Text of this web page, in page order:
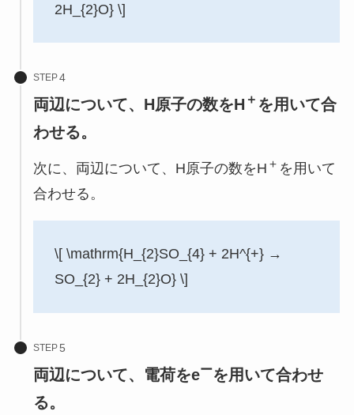
2H_{2}O} \]
STEP
両辺について、H原子の数をH ＋ を用いて合
わせる。
次に、両辺について、H原子の数をH ＋ を用いて
合わせる。
\[ \mathrm{H_{2}SO_{4} + 2H^{+} →
SO_{2} + 2H_{2}O} \]
STEP
両辺について、電荷をeーを用いて合わせ
る。